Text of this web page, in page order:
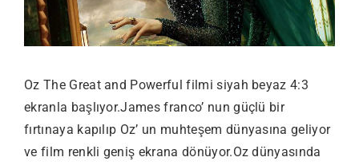
Oz The Great and Powerful filmi siyah beyaz 4:3
ekranla başlıyor.James franco’ nun güçlü bir
fırtınaya kapılıp Oz’ un muhteşem dünyasına geliyor
ve film renkli geniş ekrana dönüyor.Oz dünyasında